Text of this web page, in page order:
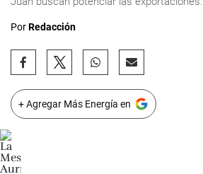
PorRedacción
+ Agregar Más Energía en